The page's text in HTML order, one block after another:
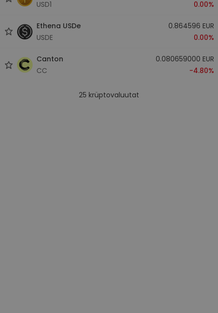
USD1
0.00%
Ethena USDe
USDE
0.864596 EUR
0.00%
Canton
CC
0.080659000 EUR
-4.80%
25 krüptovaluutat